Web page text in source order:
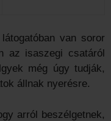
van soror
az isaszegi csatáról
még úgy tudják,
állnak nyerésre.
arról beszélgetnek,